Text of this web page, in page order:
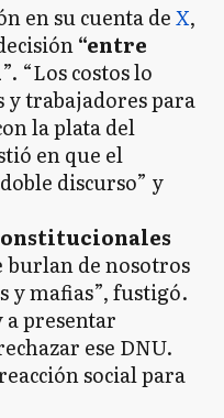
en su cuenta deX,
“entre
”. “Los costos lo
trabajadores para
la plata del
en que el
discurso” y
burlan de nosotros
y mafias”, fustigó.
presentar
ese DNU.
social para